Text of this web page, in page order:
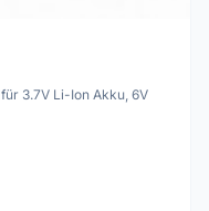
3.7V Li-Ion Akku, 6V